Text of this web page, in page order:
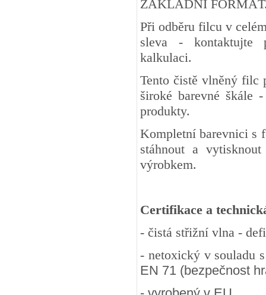
ZÁKLADNÍ
Při odběru filcu v
sleva - kontaktujte
kalkulaci.
Tento čistě vlněný filc
široké barevné škále
produkty.
Kompletní barevnici s
stáhnout a
výrobkem.
Certifikace a
- čistá střižní vlna -
- netoxický v souladu
EN 71 (bezpečnost